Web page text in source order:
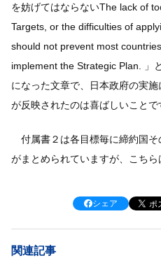
を妨げてはならないThe lack of
Targets, or the difficulties of
should not prevent most
implement the Strategic Plan. 」
になった文章で、日本政府の実
が反映されたのは喜ばしいことで
付属書２は各目標毎に締約国そ
がまとめられていますが、こちら
シェア
関連記事